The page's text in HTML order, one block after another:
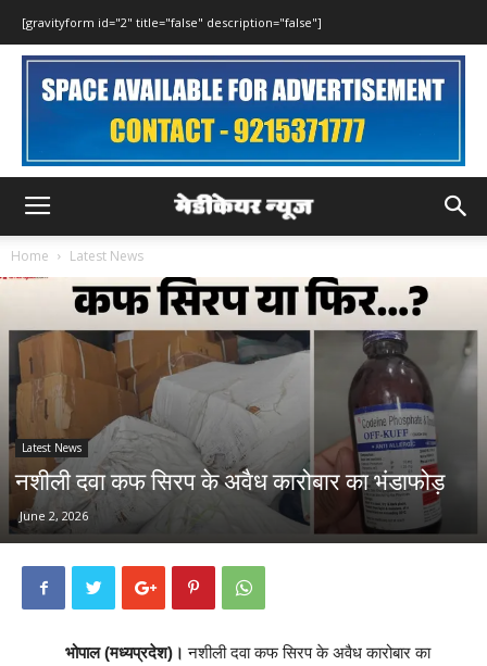
[gravityform id="2" title="false" description="false"]
Home Latest News
Latest News
नशीली दवा कफ सिरप के अवैध कारोबार का भंडाफोड़
June 2, 2026
भोपाल (मध्यप्रदेश)। नशीली दवा कफ सिरप के अवैध कारोबार का